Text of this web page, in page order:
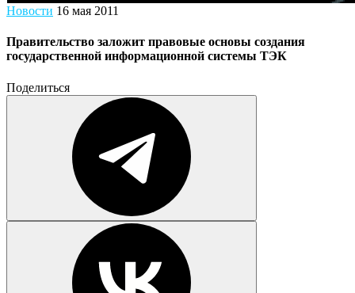
Новости 16 мая 2011
Правительство заложит правовые основы создания
государственной информационной системы ТЭК
Поделиться